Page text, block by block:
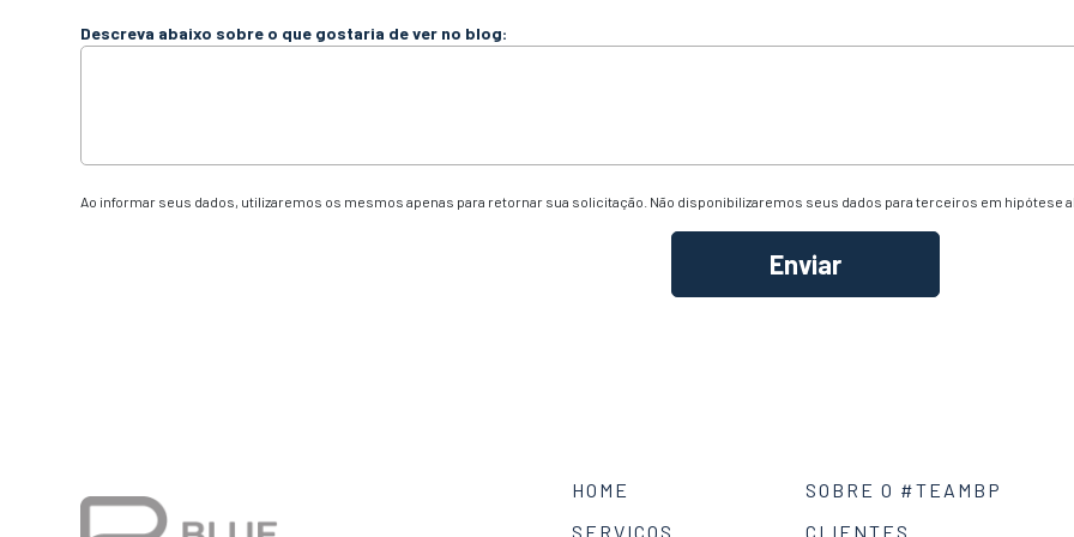
Descreva abaixo sobre o que gostaria de ver no blog:
Ao informar seus dados, utilizaremos os mesmos apenas para retornar sua solicitação. Não disponibilizaremos seus dados para terceiros em hipótese
HOME
SOBRE O #TEAMBP
SERVIÇOS
CLIENTES